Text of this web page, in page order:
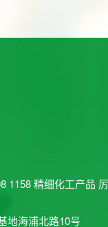
1158 精细化工产品
地海浦北路10号